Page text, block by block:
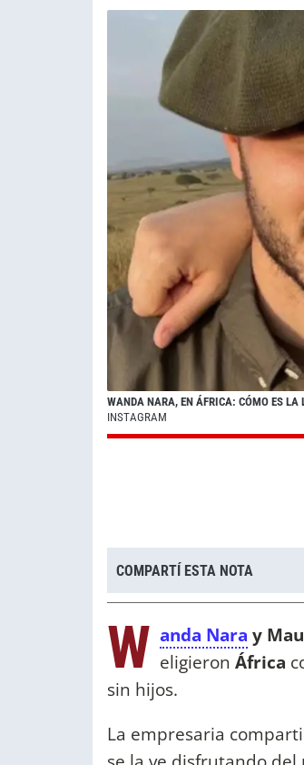
WANDA NARA, EN ÁFRICA: CÓMO ES LA
INSTAGRAM
COMPARTÍ ESTA NOTA
W anda Nara y
eligieron África
sin hijos.
La empresaria